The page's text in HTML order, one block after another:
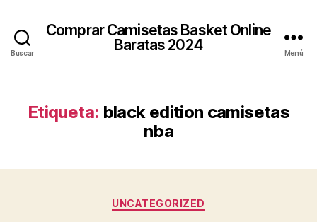
Buscar
Comprar Camisetas Basket Online
Baratas 2024
Menú
Etiqueta: black edition camisetas
nba
Categorías
UNCATEGORIZED